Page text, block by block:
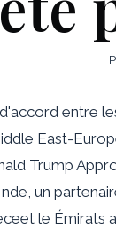
entre
East-
Trump
un
et le Émirats